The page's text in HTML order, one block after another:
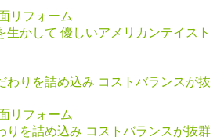
リフォーム
生かして 優しいアメリカンテイスト
リフォーム
りを詰め込み コストバランスが抜群